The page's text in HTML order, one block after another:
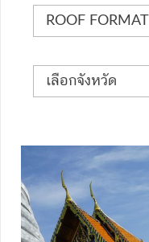
ROOF FORMAT
เลือกจังหวัด